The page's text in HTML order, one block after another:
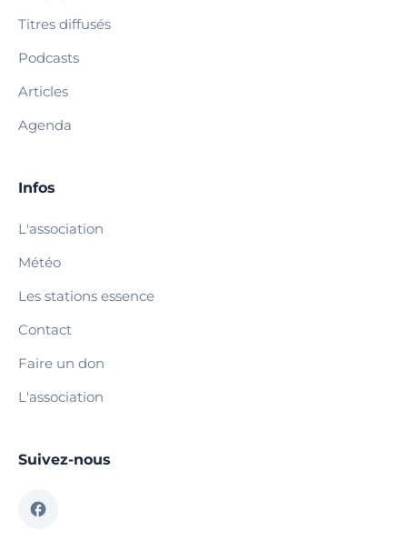
Titres diffusés
Podcasts
Articles
Agenda
Infos
L'association
Météo
Les stations essence
Contact
Faire un don
L'association
Suivez-nous